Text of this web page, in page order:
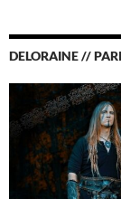
DELORAINE //